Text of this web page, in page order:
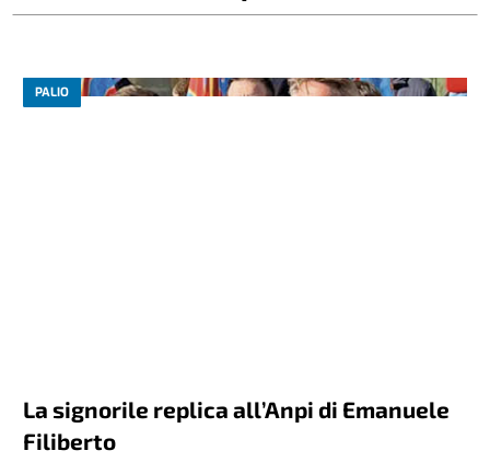
PALIO
La signorile replica all’Anpi di Emanuele
Filiberto